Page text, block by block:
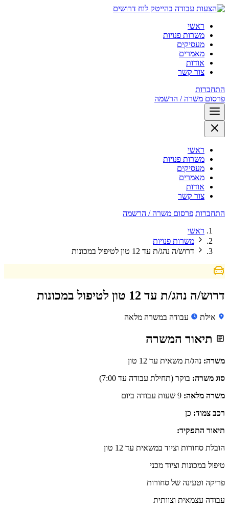
לוח דרושים
ראשי
משרות פנויות
מעסיקים
מאמרים
אודות
צור קשר
התחברות
פרסום משרה / הרשמה
ראשי
משרות פנויות
מעסיקים
מאמרים
אודות
צור קשר
התחברות פרסום משרה / הרשמה
ראשי
משרות פנויות
דרוש/ה נהג/ת עד 12 טון לטיפול במכונות
דרוש/ה נהג/ת עד 12 טון לטיפול במכונות
אילת עבודה במשרה מלאה
תיאור המשרה
משרה: נהג/ת משאית עד 12 טון
סוג משרה: בוקר (תחילת עבודה עד 7:00)
משרה מלאה:
רכב צמוד: כן
תיאור התפקיד:
הובלת סחורות וציוד במשאית עד 12 טון
טיפול במכונות וציוד מכני
פריקה וטעינה של סחורות
עבודה עצמאית וצוותית